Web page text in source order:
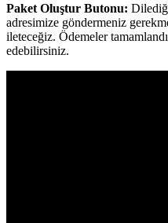
Paket Oluştur Butonu:
adresimize göndermeniz
ileteceğiz. Ödemeler
edebilirsiniz.